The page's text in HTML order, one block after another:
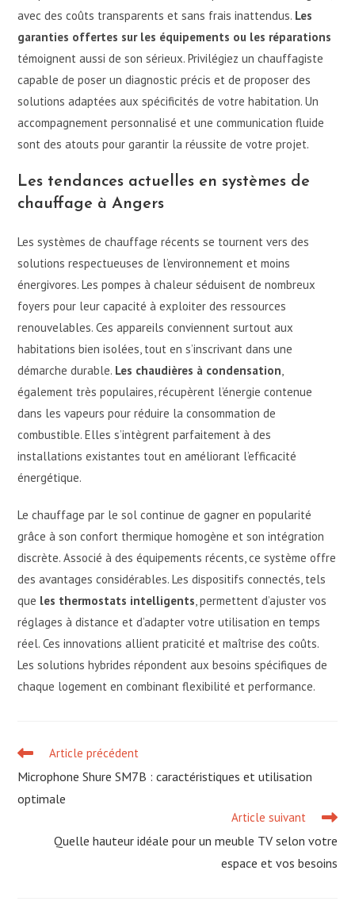
avec des coûts transparents et sans frais inattendus. Les
garanties offertes sur les équipements ou les réparations
témoignent aussi de son sérieux. Privilégiez un chauffagiste
capable de poser un diagnostic précis et de proposer des
solutions adaptées aux spécificités de votre habitation. Un
accompagnement personnalisé et une communication fluide
sont des atouts pour garantir la réussite de votre projet.
Les tendances actuelles en systèmes de
chauffage à Angers
Les systèmes de chauffage récents se tournent vers des
solutions respectueuses de l’environnement et moins
énergivores. Les pompes à chaleur séduisent de nombreux
foyers pour leur capacité à exploiter des ressources
renouvelables. Ces appareils conviennent surtout aux
habitations bien isolées, tout en s’inscrivant dans une
démarche durable. Les chaudières à condensation
également très populaires, récupèrent l’énergie contenue
dans les vapeurs pour réduire la consommation de
combustible. Elles s’intègrent parfaitement à des
installations existantes tout en améliorant l’efficacité
énergétique.
Le chauffage par le sol continue de gagner en popularité
grâce à son confort thermique homogène et son intégration
discrète. Associé à des équipements récents, ce système offre
des avantages considérables. Les dispositifs connectés, tels
que les thermostats intelligents , permettent d’ajuster vos
réglages à distance et d’adapter votre utilisation en temps
réel. Ces innovations allient praticité et maîtrise des coûts.
Les solutions hybrides répondent aux besoins spécifiques de
chaque logement en combinant flexibilité et performance.
Read
articles
Article précédent
Microphone Shure SM7B : caractéristiques et utilisation
optimale
Article suivant
Quelle hauteur idéale pour un meuble TV selon votre
espace et vos besoins